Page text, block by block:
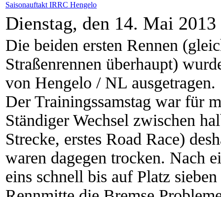
Saisonauftakt IRRC Hengelo
Dienstag, den 14. Mai
Die beiden ersten Rennen
Straßenrennen überhaupt)
von Hengelo / NL ausgetragen.
Der Trainingssamstag war für
Ständiger Wechsel zwischen
Strecke, erstes Road Race)
waren dagegen trocken. Nach
eins schnell bis auf Platz